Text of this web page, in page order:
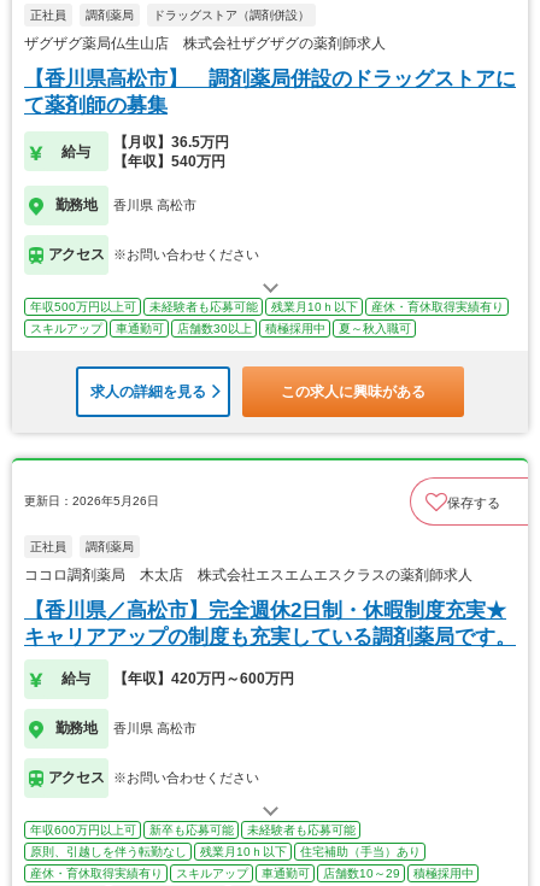
正社員 調剤薬局 ドラッグストア（調剤併設）
ザグザグ薬局仏生山店 株式会社ザグザグの薬剤師求人
【香川県高松市】 調剤薬局併設のドラッグストアに
て薬剤師の募集
給与
【月収】36.5万円
【年収】540万円
勤務地 香川県 高松市
アクセス ※お問い合わせください
年収500万円以上可 未経験者も応募可能 残業月10ｈ以下
産休・育休取得実績有り
スキルアップ
車通勤可 店舗数30以上 積極採用中 夏～秋入職可
求人の詳細を見る この求人に興味がある
更新日：2026年5月26日 保存する
正社員 調剤薬局
ココロ調剤薬局 木太店 株式会社エスエムエスクラスの薬剤師求人
【香川県／高松市】完全週休2日制・休暇制度充実★
キャリアアップの制度も充実している調剤薬局です。
給与 【年収】420万円～600万円
勤務地 香川県 高松市
アクセス ※お問い合わせください
年収600万円以上可 新卒も応募可能
未経験者も応募可能
原則、引越しを伴う転勤なし
残業月10ｈ以下
住宅補助（手当）あり
産休・育休取得実績有り
スキルアップ 車通勤可 店舗数10～29
積極採用中